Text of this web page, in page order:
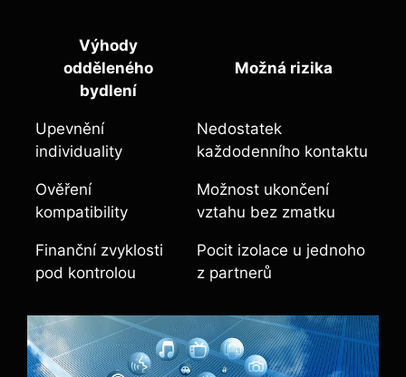
Výhody
odděleného
bydlení
Možná rizika
Upevnění
individuality
Nedostatek
každodenního kontaktu
Ověření
kompatibility
Možnost ukončení
vztahu bez zmatku
Finanční zvyklosti
pod kontrolou
Pocit izolace u jednoho
z partnerů